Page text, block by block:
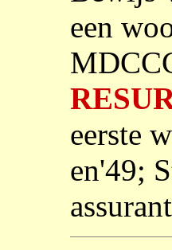
een
eerste
en'49;